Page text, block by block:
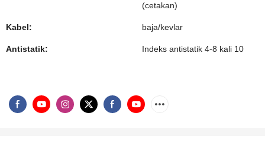
(cetakan)
Kabel: baja/kevlar
Antistatik: Indeks antistatik 4-8 ​​kali 10